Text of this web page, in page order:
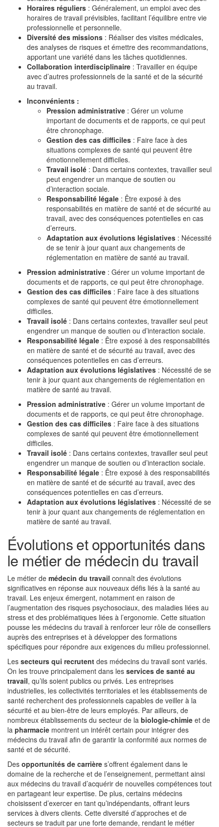
Horaires réguliers : Généralement, un emploi avec des
horaires de travail prévisibles, facilitant l’équilibre entre vie
professionnelle et personnelle.
Diversité des missions : Réaliser des visites médicales,
des analyses de risques et émettre des recommandations,
apportant une variété dans les tâches quotidiennes.
Collaboration interdisciplinaire : Travailler en équipe
avec d’autres professionnels de la santé et de la sécurité
au travail.
Inconvénients :
Pression administrative : Gérer un volume
important de documents et de rapports, ce qui peut
être chronophage.
Gestion des cas difficiles : Faire face à des
situations complexes de santé qui peuvent être
émotionnellement difficiles.
Travail isolé : Dans certains contextes, travailler seul
peut engendrer un manque de soutien ou
d’interaction sociale.
Responsabilité légale : Être exposé à des
responsabilités en matière de santé et de sécurité au
travail, avec des conséquences potentielles en cas
d’erreurs.
Adaptation aux évolutions législatives : Nécessité
de se tenir à jour quant aux changements de
réglementation en matière de santé au travail.
Pression administrative : Gérer un volume important de
documents et de rapports, ce qui peut être chronophage.
Gestion des cas difficiles : Faire face à des situations
complexes de santé qui peuvent être émotionnellement
difficiles.
Travail isolé : Dans certains contextes, travailler seul peut
engendrer un manque de soutien ou d’interaction sociale.
Responsabilité légale : Être exposé à des responsabilités
en matière de santé et de sécurité au travail, avec des
conséquences potentielles en cas d’erreurs.
Adaptation aux évolutions législatives : Nécessité de se
tenir à jour quant aux changements de réglementation en
matière de santé au travail.
Pression administrative : Gérer un volume important de
documents et de rapports, ce qui peut être chronophage.
Gestion des cas difficiles : Faire face à des situations
complexes de santé qui peuvent être émotionnellement
difficiles.
Travail isolé : Dans certains contextes, travailler seul peut
engendrer un manque de soutien ou d’interaction sociale.
Responsabilité légale : Être exposé à des responsabilités
en matière de santé et de sécurité au travail, avec des
conséquences potentielles en cas d’erreurs.
Adaptation aux évolutions législatives : Nécessité de se
tenir à jour quant aux changements de réglementation en
matière de santé au travail.
Évolutions et opportunités dans
le métier de médecin du travail
Le métier de médecin du travail connaît des évolutions
significatives en réponse aux nouveaux défis liés à la santé au
travail. Les enjeux émergent, notamment en raison de
l’augmentation des risques psychosociaux, des maladies liées au
stress et des problématiques liées à l’ergonomie. Cette situation
pousse les médecins du travail à renforcer leur rôle de conseillers
auprès des entreprises et à développer des formations
spécifiques pour répondre aux exigences du milieu professionnel.
Les secteurs qui recrutent des médecins du travail sont variés.
On les trouve principalement dans les services de santé au
travail, qu’ils soient publics ou privés. Les entreprises
industrielles, les collectivités territoriales et les établissements de
santé recherchent des professionnels capables de veiller à la
sécurité et au bien-être de leurs employés. Par ailleurs, de
nombreux établissements du secteur de la biologie-chimie et de
la pharmacie montrent un intérêt certain pour intégrer des
médecins du travail afin de garantir la conformité aux normes de
santé et de sécurité.
Des opportunités de carrière s’offrent également dans le
domaine de la recherche et de l’enseignement, permettant ainsi
aux médecins du travail d’acquérir de nouvelles compétences tout
en partageant leur expertise. De plus, certains médecins
choisissent d’exercer en tant qu’indépendants, offrant leurs
services à divers clients. Cette diversité d’approches et de
secteurs se traduit par une forte demande, rendant le métier